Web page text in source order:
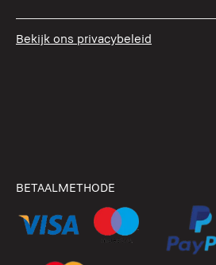
Bekijk ons privacybeleid
BETAALMETHODE